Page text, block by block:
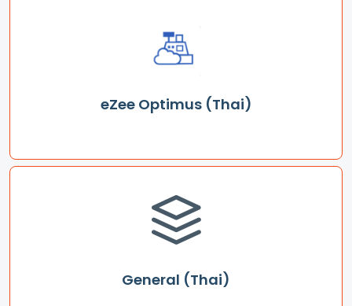
eZee Optimus (Thai)
General (Thai)